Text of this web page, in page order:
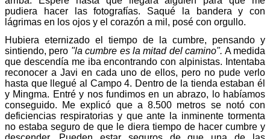
pudiera hacer las fotografías. Saqué la bandera y con
lágrimas en los ojos y el corazón a mil, posé con orgullo.
Hubiera eternizado el tiempo de la cumbre, pensando y
sintiendo, pero "la cumbre es la mitad del camino". A medida
que descendía me iba encontrando con alpinistas. Intentaba
reconocer a Javi en cada uno de ellos, pero no pude verlo
hasta que llegué al Campo 4. Dentro de la tienda estaban él
y Mingma. Entré y nos fundimos en un abrazo, lo habíamos
conseguido. Me explicó que a 8.500 metros se notó con
deficiencias respiratorias y que ante la inminente tormenta
no estaba seguro de que le diera tiempo de hacer cumbre y